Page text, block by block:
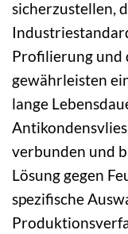
sicherzustellen,
Profilierung und
gewährleisten
lange
verbunden und
Lösung gegen
spezifische